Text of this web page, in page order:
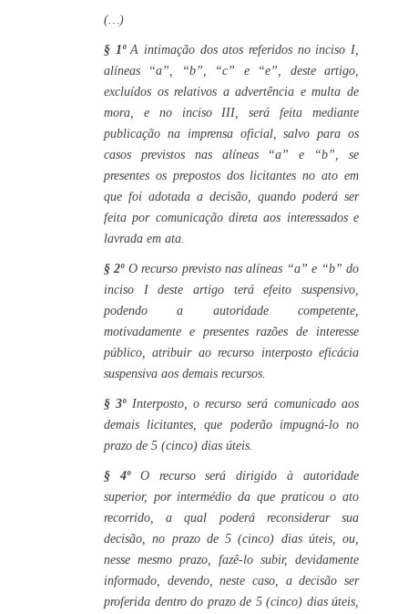
(…)
§ 1ºA intimação dos atos referidos no inciso I,
alíneas “a”, “b”, “c” e “e”, deste artigo,
excluídos os relativos a advertência e multa de
mora, e no inciso III, será feita mediante
publicação na imprensa oficial, salvo para os
casos previstos nas alíneas “a” e “b”, se
presentes os prepostos dos licitantes no ato em
que foi adotada a decisão, quando poderá ser
feita por comunicação direta aos interessados e
lavrada em ata.
§ 2ºO recurso previsto nas alíneas “a” e “b” do
inciso I deste artigo terá efeito suspensivo,
podendo a autoridade competente,
motivadamente e presentes razões de interesse
público, atribuir ao recurso interposto eficácia
suspensiva aos demais recursos.
§ 3ºInterposto, o recurso será comunicado aos
demais licitantes, que poderão impugná-lo no
prazo de 5 (cinco) dias úteis.
§ 4ºO recurso será dirigido à autoridade
superior, por intermédio da que praticou o ato
recorrido, a qual poderá reconsiderar sua
decisão, no prazo de 5 (cinco) dias úteis, ou,
nesse mesmo prazo, fazê-lo subir, devidamente
informado, devendo, neste caso, a decisão ser
proferida dentro do prazo de 5 (cinco) dias úteis,